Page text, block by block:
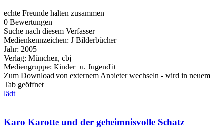
echte Freunde halten zusammen
0 Bewertungen
Suche nach diesem Verfasser
Medienkennzeichen: J Bilderbücher
Jahr: 2005
Verlag: München, cbj
Mediengruppe: Kinder- u. Jugendlit
Zum Download von externem Anbieter wechseln - wird in neuem
Tab geöffnet
lädt
Karo Karotte und der geheimnisvolle Schatz